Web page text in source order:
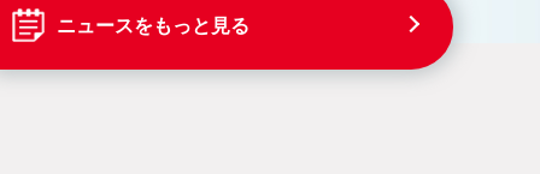
ニュースをもっと見る